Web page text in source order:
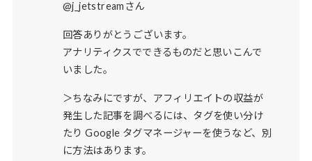
@j_jetstreamさん
回答ありがとうございます。
アナリティクスでできるものだと思いこんで
いました。
＞ちなみにですが、アフィリエイトの収益が
発生した記事を調べるには、タグを使い分け
たり Google タグマネージャーを使うなど、別
に方法はあります。